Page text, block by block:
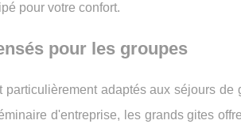
pour votre confort.
pour les groupes
particulièrement adaptés aux séjours
d'entreprise, les grands gites